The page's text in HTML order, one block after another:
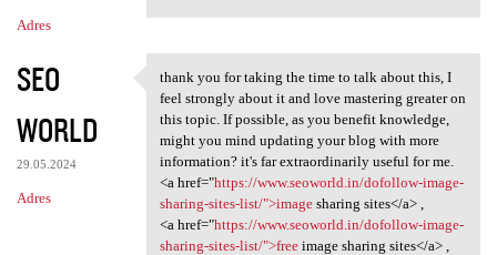
Adres
SEO
WORLD
29.05.2024
Adres
thank you for taking the time
thank you for taking the time to talk about this, I
feel strongly about it and love mastering greater on
this topic. If possible, as you benefit knowledge,
might you mind updating your blog with more
information? it's far extraordinarily useful for me.
<a href="https://www.seoworld.in/dofollow-image-
sharing-sites-list/">imagesharing sites</a> ,
<a href="https://www.seoworld.in/dofollow-image-
sharing-sites-list/">freeimage sharing sites</a> ,